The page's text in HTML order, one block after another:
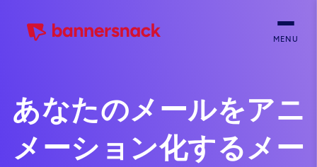
MENU
あなたのメールをアニ
メーション化するメー​​